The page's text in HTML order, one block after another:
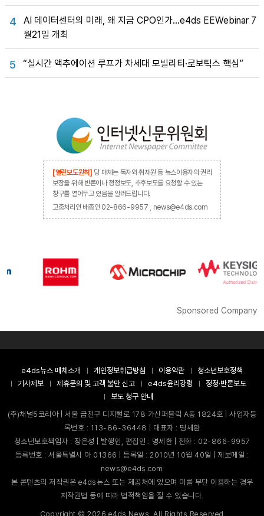
4
AI 데이터센터의 미래, 왜 지금 CPO인가…e4ds EEWebinar 7
월21일 개최
5 “실시간 액추에이션 루프가 차세대 모빌리티·로보틱스 핵심”
[열린보도원칙] 당 매체는 독자와 취재원 등 뉴스이용자의 권리
보장을 위해 반론이나 정정보도, 추후보도를 요청할 수 있는
창구를 열어두고 있음을 알려드립니다.
고충처리인 배종인 02-866-9957 , news@e4ds.com
Sponsored Company
e4ds뉴스 매체소개 개인정보취급방침 이용약관
청소년보호정책
기사제보
제휴문의 및 고객 불만 신고 e4ds윤리강령
정정·반론보도
보도 청구 안내
(주)채널5코리아 | 서울 금천구 디지털로 178 가산퍼블릭 A동 1824호 | 사업자등
록번호 : 113-86-36448 | 대표자 : 명세환
청소년보호책임자 : 장은성 | 발행인, 편집인 : 명세환 | 전화 : 02-866-9957
등록번호 : 서울특별시 아 01366 | 등록일 : 2010년 10월 40일 | 제보메일 :
news@e4ds.com
본 콘텐츠의 저작권은 e4ds뉴스 또는 제공처에 있으며 이를 무단 이용하는 경우
저작권법 등에 따라 법적책임을 질 수 있습니다.
Copyright ©2026 e4ds News. All Rights Reserved